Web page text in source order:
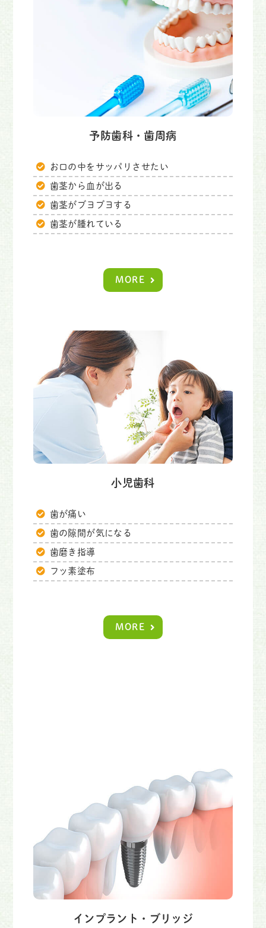
予防歯科・歯周病
お口の中をサッパリさせたい
歯茎から血が出る
歯茎がブヨブヨする
歯茎が腫れている
MORE
小児歯科
歯が痛い
歯の隙間が気になる
歯磨き指導
フッ素塗布
MORE
インプラント・ブリッジ